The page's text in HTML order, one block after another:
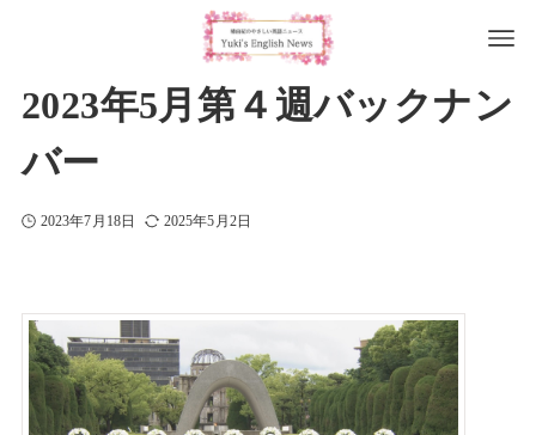
2023年5月第４週バックナン
バー
2023年7月18日 2025年5月2日